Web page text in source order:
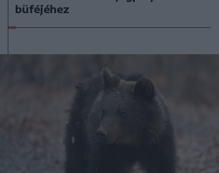
büféjéhez